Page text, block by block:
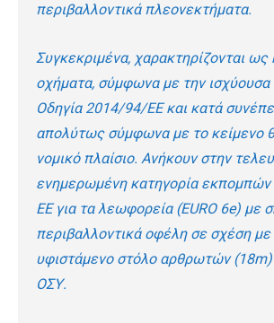
περιβαλλοντικά πλεονεκτήματα.
Συγκεκριμένα, χαρακτηρίζονται ως
οχήματα, σύμφωνα με την
Οδηγία 2014/94/ΕΕ και κατά
απολύτως σύμφωνα με το κείμενο
νομικό πλαίσιο. Ανήκουν στην
ενημερωμένη κατηγορία εκπομπών
ΕΕ για τα λεωφορεία (EURO 6e) με
περιβαλλοντικά οφέλη σε σχέση με
υφιστάμενο στόλο αρθρωτών
ΟΣΥ.